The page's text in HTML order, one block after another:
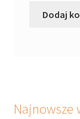
Najnowsze